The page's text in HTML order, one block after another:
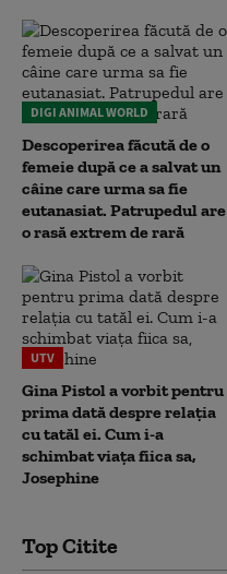
DIGI ANIMAL WORLD
Descoperirea făcută de o
femeie după ce a salvat un
câine care urma sa fie
eutanasiat. Patrupedul are
o rasă extrem de rară
UTV
Gina Pistol a vorbit pentru
prima dată despre relația
cu tatăl ei. Cum i-a
schimbat viața fiica sa,
Josephine
Top Citite